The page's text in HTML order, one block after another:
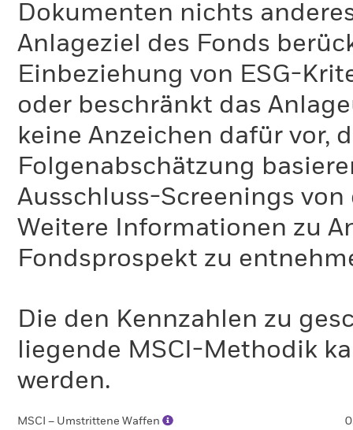
Dokumenten nichts
Anlageziel des Fonds
Einbeziehung von ESG-
oder beschränkt das
keine Anzeichen dafür vor,
Folgenabschätzung
Ausschluss-Screenings
Weitere Informationen zu
Fondsprospekt zu
Die den Kennzahlen zu
liegende MSCI-Methodik
werden.
MSCI – Umstrittene Waffen